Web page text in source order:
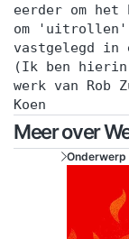
eerder om het
om 'uitrollen'
vastgelegd in
(Ik ben hierin
werk van Rob
Koen
Meer over
Onderwerp